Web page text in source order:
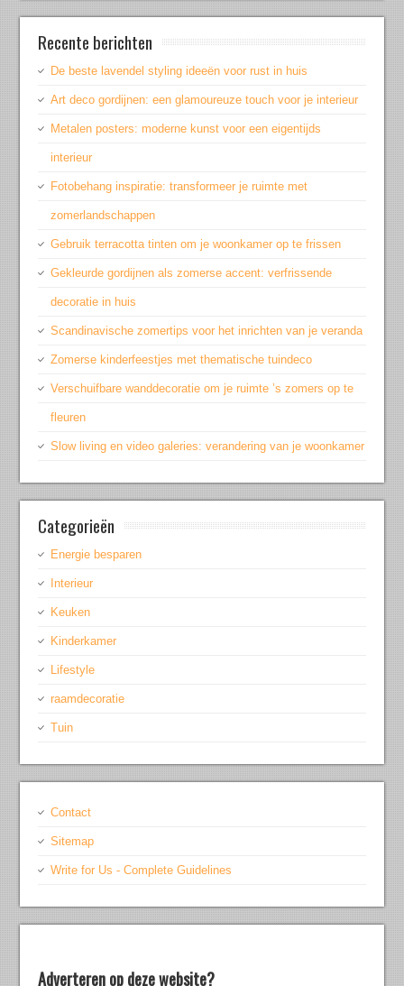
Recente berichten
De beste lavendel styling ideeën voor rust in huis
Art deco gordijnen: een glamoureuze touch voor je interieur
Metalen posters: moderne kunst voor een eigentijds
interieur
Fotobehang inspiratie: transformeer je ruimte met
zomerlandschappen
Gebruik terracotta tinten om je woonkamer op te frissen
Gekleurde gordijnen als zomerse accent: verfrissende
decoratie in huis
Scandinavische zomertips voor het inrichten van je veranda
Zomerse kinderfeestjes met thematische tuindeco
Verschuifbare wanddecoratie om je ruimte ’s zomers op te
fleuren
Slow living en video galeries: verandering van je woonkamer
Categorieën
Energie besparen
Interieur
Keuken
Kinderkamer
Lifestyle
raamdecoratie
Tuin
Contact
Sitemap
Write for Us - Complete Guidelines
Adverteren op deze website?